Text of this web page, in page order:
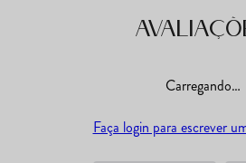
Carregando…
Faça login para escrever